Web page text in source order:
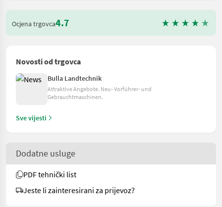
Ocjena trgovca4.7
Novosti od trgovca
Bulla Landtechnik
Attraktive Angebote. Neu- Vorführer- und
Gebrauchtmaschinen.
Sve vijesti
Dodatne usluge
PDF tehnički list
Jeste li zainteresirani za prijevoz?